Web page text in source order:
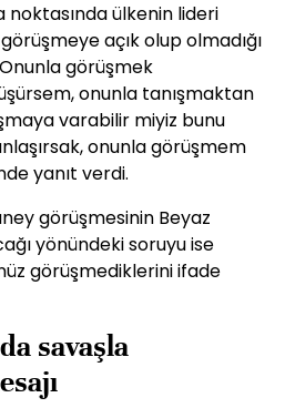
ülkenin lideri
açık olup olmadığı
görüşmek
onunla tanışmaktan
varabilir miyiz bunu
onunla görüşmem
yanıt verdi.
görüşmesinin Beyaz
yönündeki soruyu ise
görüşmediklerini ifade
savaşla